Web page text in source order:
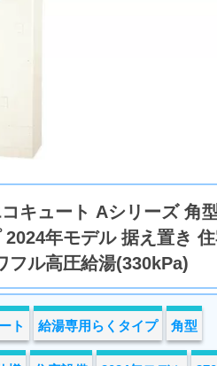
キュート Aシリーズ 角
年モデル 据え置き
フル高圧給湯(330kPa)
ト 給湯専用らくタイプ 角型